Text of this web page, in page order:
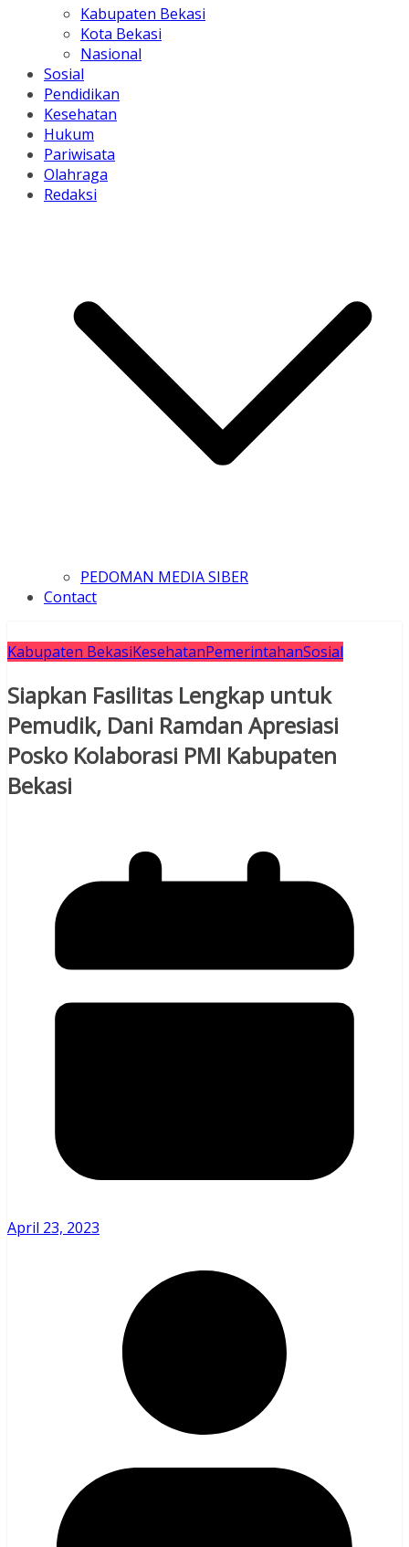
Kabupaten Bekasi
Kota Bekasi
Nasional
Sosial
Pendidikan
Kesehatan
Hukum
Pariwisata
Olahraga
Redaksi
PEDOMAN MEDIA SIBER
Contact
Kabupaten BekasiKesehatanPemerintahanSosial
Siapkan Fasilitas Lengkap untuk
Pemudik, Dani Ramdan Apresiasi
Posko Kolaborasi PMI Kabupaten
Bekasi
April 23, 2023